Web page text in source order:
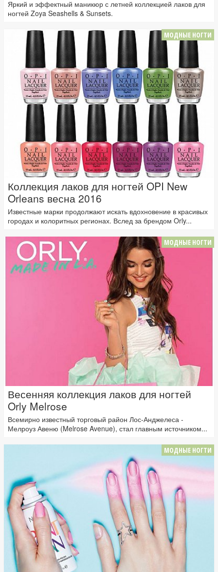
Яркий и эффектный маникюр с летней коллекцией лаков для
ногтей Zoya Seashells & Sunsets.
МОДНЫЕ НОГТИ
Коллекция лаков для ногтей OPI New
Orleans весна 2016
Известные марки продолжают искать вдохновение в красивых
городах и колоритных регионах. Вслед за брендом Orly...
МОДНЫЕ НОГТИ
Весенняя коллекция лаков для ногтей
Orly Melrose
Всемирно известный торговый район Лос-Анджелеса -
Мелроуз Авеню (Melrose Avenue), стал главным источником...
МОДНЫЕ НОГТИ